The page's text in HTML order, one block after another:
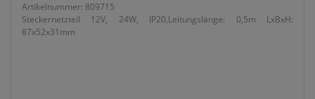
Artikelnummer: 809715
Steckernetzteil 12V, 24W, IP20,Leitungslänge: 0,5m LxBxH:
87x52x31mm